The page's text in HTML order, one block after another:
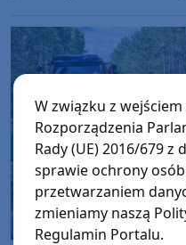
W związku z wejściem
Rozporządzenia
Rady (UE) 2016/679 z
sprawie ochrony
przetwarzaniem
zmieniamy naszą
Regulamin Portalu.